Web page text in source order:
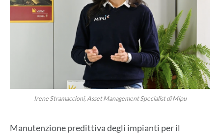
Irene Stramaccioni, Asset Management Specialist di Mipu
Manutenzione predittiva degli impianti per il